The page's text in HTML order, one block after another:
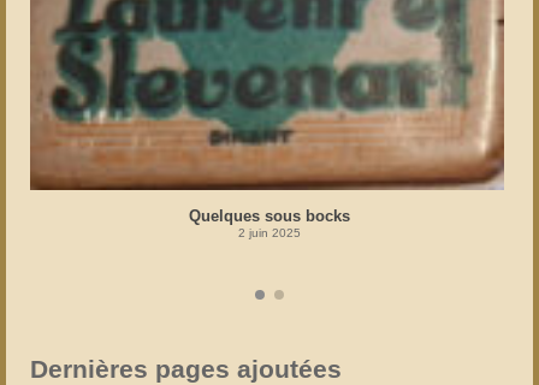
Quelques sous bocks
2 juin 2025
Dernières pages ajoutées